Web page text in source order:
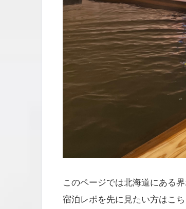
このページでは北海道にある
宿泊レポを先に見たい方はこち